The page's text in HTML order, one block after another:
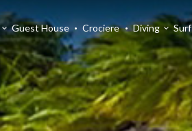
Guest House Crociere Diving Surf